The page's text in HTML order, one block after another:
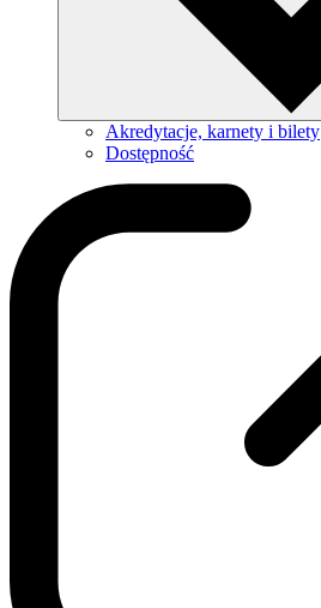
Akredytacje, karnety i bilety
Dostępność